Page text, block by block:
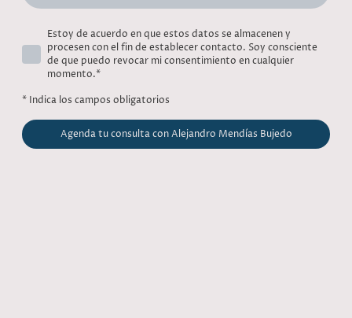
Estoy de acuerdo en que estos datos se almacenen y
procesen con el fin de establecer contacto. Soy consciente
de que puedo revocar mi consentimiento en cualquier
momento.*
* Indica los campos obligatorios
Agenda tu consulta con Alejandro Mendías Bujedo